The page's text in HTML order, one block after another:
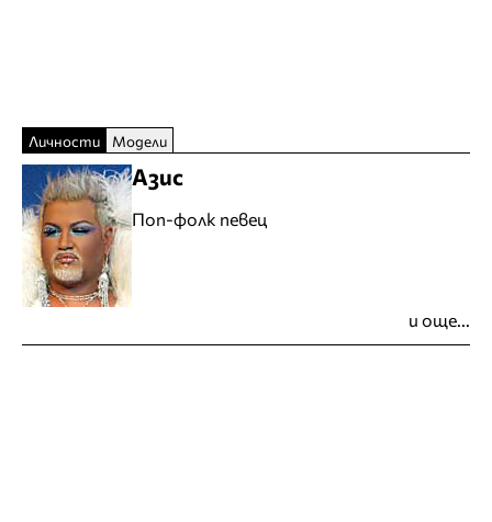
Личности Модели
Азис
Поп-фолк певец
и още...